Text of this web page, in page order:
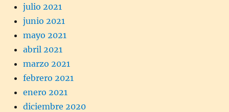
julio 2021
junio 2021
mayo 2021
abril 2021
marzo 2021
febrero 2021
enero 2021
diciembre 2020